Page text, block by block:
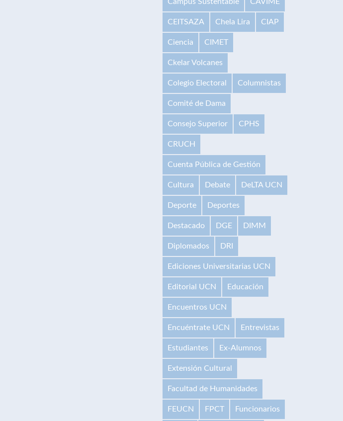
CEITSAZA Chela Lira CIAP
Ciencia CIMET
Ckelar Volcanes
Colegio Electoral Columnistas
Comité de Dama
Consejo Superior CPHS
CRUCH
Cuenta Pública de Gestión
Cultura Debate DeLTA UCN
Deporte Deportes
Destacado DGE DIMM
Diplomados DRI
Ediciones Universitarias UCN
Editorial UCN Educación
Encuentros UCN
Encuéntrate UCN Entrevistas
Estudiantes Ex-Alumnos
Extensión Cultural
Facultad de Humanidades
FEUCN FPCT Funcionarios